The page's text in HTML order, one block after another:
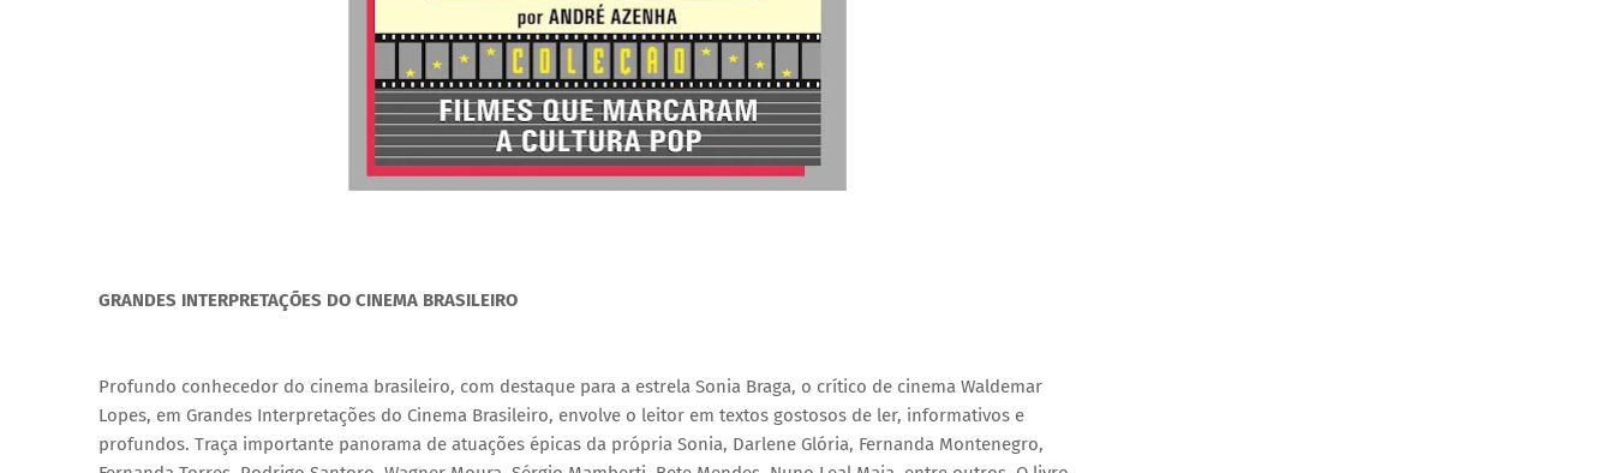
GRANDES INTERPRETAÇÕES DO CINEMA BRASILEIRO
Profundo conhecedor do cinema brasileiro, com destaque para a estrela Sonia Braga, o crítico de cinema Waldemar
Lopes, em Grandes Interpretações do Cinema Brasileiro, envolve o leitor em textos gostosos de ler, informativos e
profundos. Traça importante panorama de atuações épicas da própria Sonia, Darlene Glória, Fernanda Montenegro,